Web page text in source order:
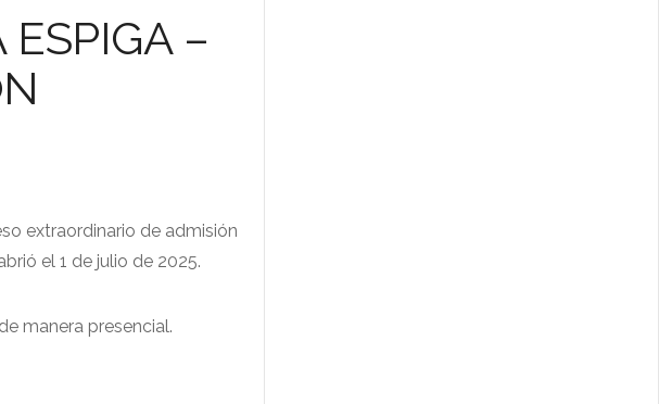
–
extraordinario de admisión
el 1 de julio de 2025.
manera presencial.